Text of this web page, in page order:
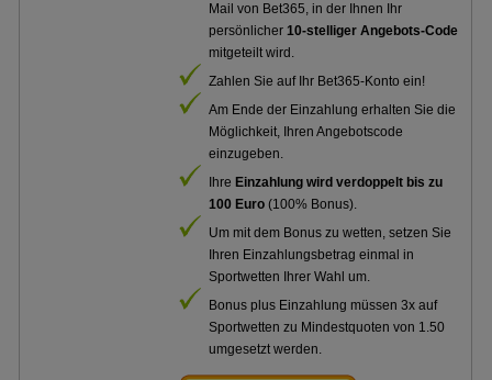
Mail von Bet365, in der Ihnen Ihr
persönlicher10-stelliger Angebots-Code
mitgeteilt wird.
Zahlen Sie auf Ihr Bet365-Konto ein!
Am Ende der Einzahlung erhalten Sie die
Möglichkeit, Ihren Angebotscode
einzugeben.
Ihre Einzahlung wird verdoppelt bis zu
100 Euro (100% Bonus).
Um mit dem Bonus zu wetten, setzen Sie
Ihren Einzahlungsbetrag einmal in
Sportwetten Ihrer Wahl um.
Bonus plus Einzahlung müssen 3x auf
Sportwetten zu Mindestquoten von 1.50
umgesetzt werden.